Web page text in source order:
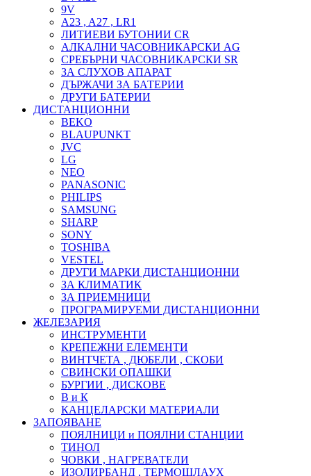
9V
A23 , A27 , LR1
ЛИТИЕВИ БУТОНИИ CR
АЛКАЛНИ ЧАСОВНИКАРСКИ AG
СРЕБЪРНИ ЧАСОВНИКАРСКИ SR
ЗА СЛУХОВ АПАРАТ
ДЪРЖАЧИ ЗА БАТЕРИИ
ДРУГИ БАТЕРИИ
ДИСТАНЦИОННИ
BEKO
BLAUPUNKT
JVC
LG
NEO
PANASONIC
PHILIPS
SAMSUNG
SHARP
SONY
TOSHIBA
VESTEL
ДРУГИ МАРКИ ДИСТАНЦИОННИ
ЗА КЛИМАТИК
ЗА ПРИЕМНИЦИ
ПРОГРАМИРУЕМИ ДИСТАНЦИОННИ
ЖЕЛЕЗАРИЯ
ИНСТРУМЕНТИ
КРЕПЕЖНИ ЕЛЕМЕНТИ
ВИНТЧЕТА , ДЮБЕЛИ , СКОБИ
СВИНСКИ ОПАШКИ
БУРГИИ , ДИСКОВЕ
В и К
КАНЦЕЛАРСКИ МАТЕРИАЛИ
ЗАПОЯВАНЕ
ПОЯЛНИЦИ и ПОЯЛНИ СТАНЦИИ
ТИНОЛ
ЧОВКИ , НАГРЕВАТЕЛИ
ИЗОЛИРБАНД , ТЕРМОШЛАУХ